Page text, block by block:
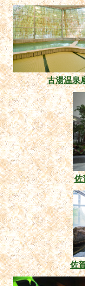
古湯温泉
佐
佐